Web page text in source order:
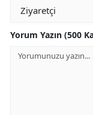
Yorum Yazın (500